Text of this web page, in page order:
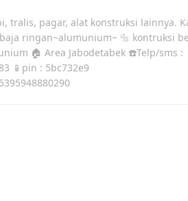
tralis, pagar, alat konstruksi lainnya.
ringan~alumunium~ 🔩 kontruksi
🏠 Area Jabodetabek ☎️Telp/sms :
📱pin : 5bc732e9